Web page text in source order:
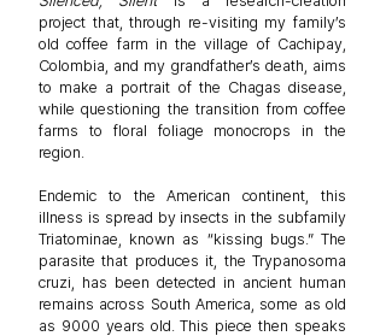
project that, through re-visiting my family’s
old coffee farm in the village of Cachipay,
Colombia, and my grandfather’s death, aims
to make a portrait of the Chagas disease,
while questioning the transition from coffee
farms to floral foliage monocrops in the
region.
Endemic to the American continent, this
illness is spread by insects in the subfamily
Triatominae, known as “kissing bugs.” The
parasite that produces it, the Trypanosoma
cruzi, has been detected in ancient human
remains across South America, some as old
as 9000 years old. This piece then speaks